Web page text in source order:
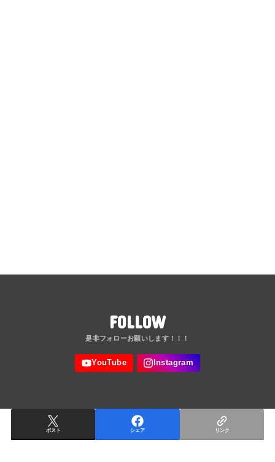
FOLLOW
ポスト シェア リンク